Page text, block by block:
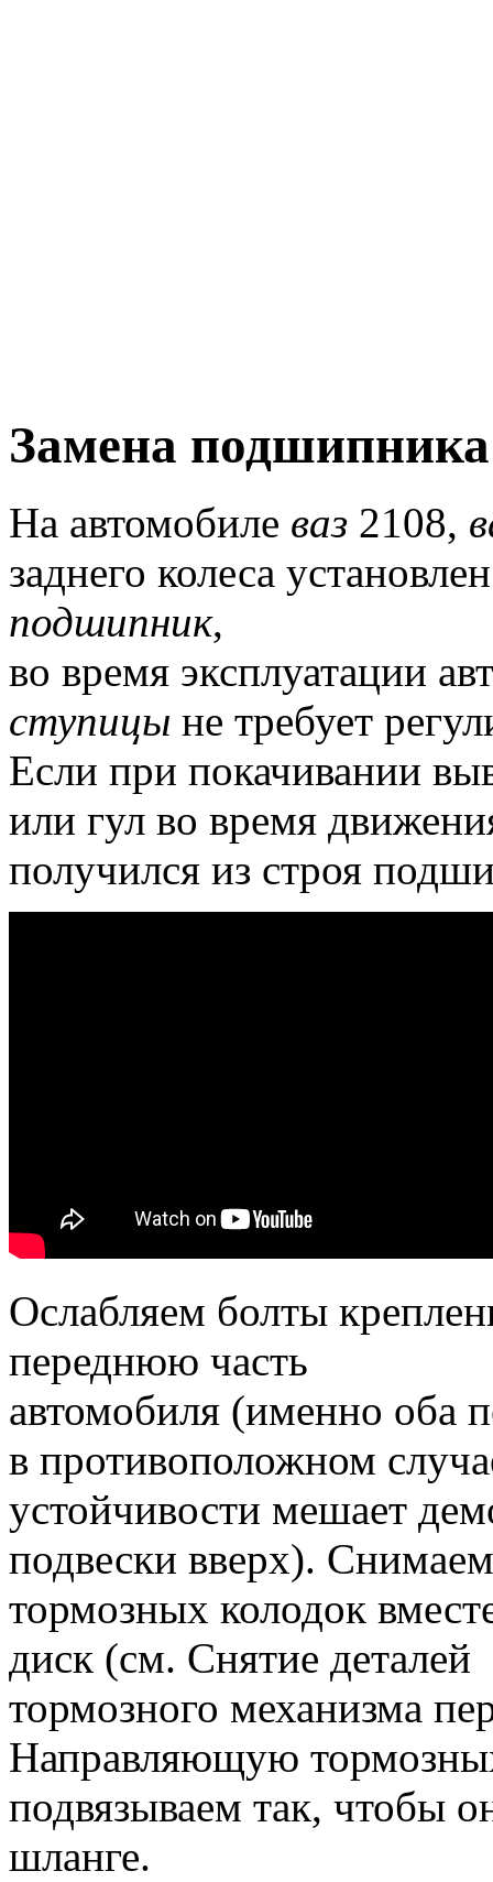
Замена
На автомобиле ваз 2108,
заднего колеса
подшипник,
во время эксплуатации
ступицы не требует
Если при покачивании
или гул во время
получился из строя
Ослабляем болты
переднюю часть
автомобиля (именно оба
в противоположном
устойчивости мешает
подвески вверх).
тормозных колодок
диск (см. Снятие деталей
тормозного механизма
Направляющую
подвязываем так, чтобы
шланге.